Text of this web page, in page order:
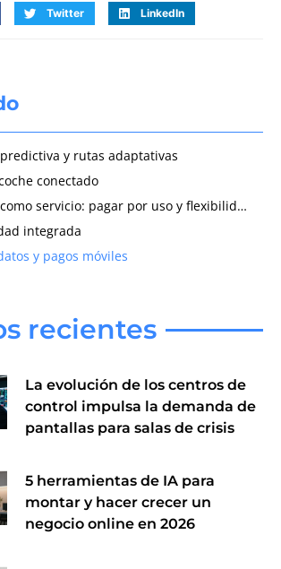
Twitter LinkedIn
y rutas adaptativas
conectado
Suscripción como servicio: pagar por uso y flexibilidad
integrada
y pagos móviles
recientes
La evolución de los centros de
control impulsa la demanda de
pantallas para salas de crisis
5 herramientas de IA para
montar y hacer crecer un
negocio online en 2026